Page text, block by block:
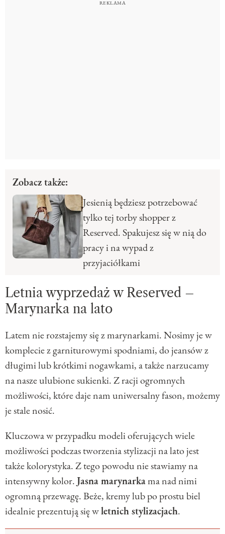
Zobacz także:
Jesienią będziesz potrzebować
tylko tej torby shopper z
Reserved. Spakujesz się w nią do
pracy i na wypad z
przyjaciółkami
Letnia wyprzedaż w Reserved –
Marynarka na lato
Latem nie rozstajemy się z marynarkami. Nosimy je w
komplecie z garniturowymi spodniami, do jeansów z
długimi lub krótkimi nogawkami, a także narzucamy
na nasze ulubione sukienki. Z racji ogromnych
możliwości, które daje nam uniwersalny fason, możemy
je stale nosić.
Kluczowa w przypadku modeli oferujących wiele
możliwości podczas tworzenia stylizacji na lato jest
także kolorystyka. Z tego powodu nie stawiamy na
intensywny kolor.Jasna marynarkama nad nimi
ogromną przewagę. Beże, kremy lub po prostu biel
idealnie prezentują się wletnich stylizacjach.